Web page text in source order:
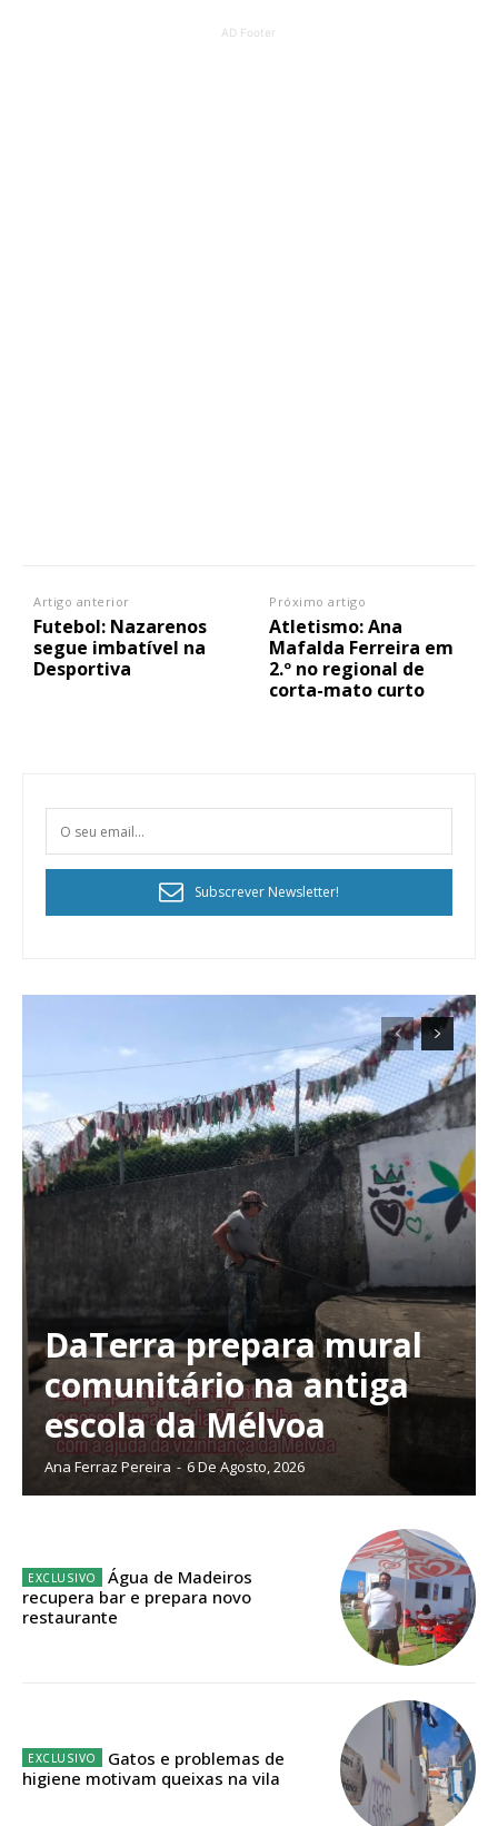
Planos de Assinatura
Faça-se assinante do Região de Cister e ajude-nos a manter este serviço
Sendo assinante terá acesso a todos os conteúdos exclusivos e versões
Escolha o plano de assinatura desejado:
IMPRESSA
32€
AD Footer
Artigo anterior
Futebol: Nazarenos
segue imbatível na
Desportiva
Próximo artigo
Atletismo: Ana
Mafalda Ferreira em
2.º no regional de
corta-mato curto
Subscrever Newsletter!
DaTerra prepara mural
comunitário na antiga
escola da Mélvoa
Ana Ferraz Pereira - 6 De Agosto, 2026
Água de Madeiros
recupera bar e prepara novo
restaurante
Gatos e problemas de
higiene motivam queixas na vila